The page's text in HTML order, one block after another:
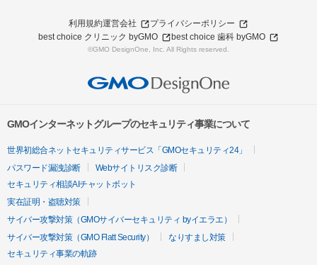
利用規約運営会社
プライバシーポリシー
best choice クリニック byGMO
best choice 歯科 byGMO
©GMO DesignOne, Inc. All Rights reserved.
GMOインターネットグループのセキュリティ事業について
世界初総合ネットセキュリティサービス「GMOセキュリティ24」
パスワード漏洩診断
Webサイトリスク診断
セキュリティ相談AIチャットボット
実在証明・盗聴対策
サイバー攻撃対策（GMOサイバーセキュリティ byイエラエ）
サイバー攻撃対策（GMO Flatt Security）
なりすまし対策
セキュリティ事業の軌跡